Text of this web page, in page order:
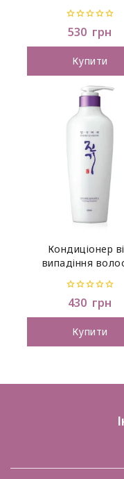
Nourishing
House, 500 мл
0
out
of
530 грн
Купити
Кондиціонер
випадіння волосся
Vitalizing
мл
out
of
430 грн
Купити